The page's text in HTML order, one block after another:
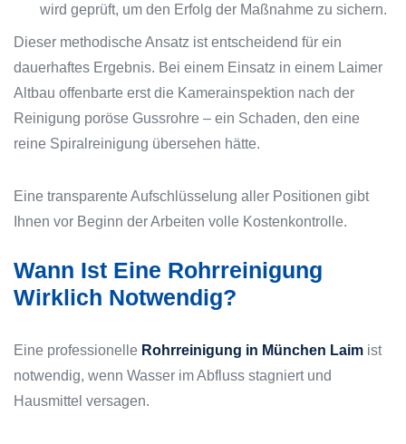
wird geprüft, um den Erfolg der Maßnahme zu sichern.
Dieser methodische Ansatz ist entscheidend für ein
dauerhaftes Ergebnis. Bei einem Einsatz in einem Laimer
Altbau offenbarte erst die Kamerainspektion nach der
Reinigung poröse Gussrohre – ein Schaden, den eine
reine Spiralreinigung übersehen hätte.
Eine transparente Aufschlüsselung aller Positionen gibt
Ihnen vor Beginn der Arbeiten volle Kostenkontrolle.
Wann Ist Eine Rohrreinigung
Wirklich Notwendig?
Eine professionelle Rohrreinigung in München Laim ist
notwendig, wenn Wasser im Abfluss stagniert und
Hausmittel versagen.